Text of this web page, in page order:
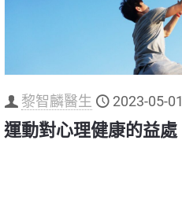
黎智麟醫生 2023-05-01
運動對心理健康的益處